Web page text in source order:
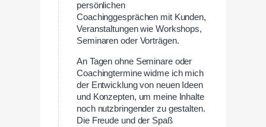
persönlichen
Coachinggesprächen mit Kunden,
Veranstaltungen wie Workshops,
Seminaren oder Vorträgen.
An Tagen ohne Seminare oder
Coachingtermine widme ich mich
der Entwicklung von neuen Ideen
und Konzepten, um meine Inhalte
noch nutzbringender zu gestalten.
Die Freude und der Spaß